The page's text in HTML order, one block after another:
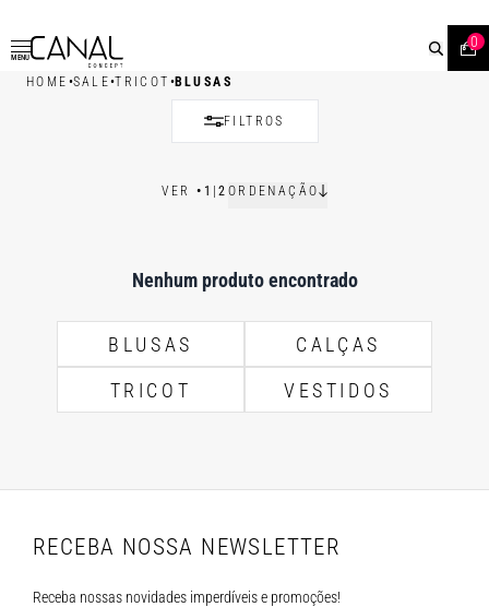
MENU
0
HOME •SALE•TRICOT •BLUSAS
FILTROS
VER• 1 |2 ORDENAÇÃO
Nenhum produto encontrado
BLUSAS
CALÇAS
TRICOT
VESTIDOS
RECEBA NOSSA NEWSLETTER
Receba nossas novidades imperdíveis e promoções!